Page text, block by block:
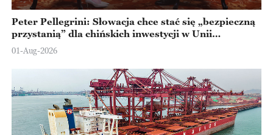
Peter Pellegrini: Słowacja chce stać się „bezpieczną
przystanią” dla chińskich inwestycji w Unii
Europejskiej
01-Aug-2026